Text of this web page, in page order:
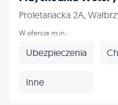
Proletariacka 2A,
W ofercie m.in.:
Ubezpieczenia
Inne